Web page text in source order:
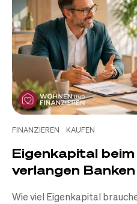
FINANZIEREN KAUFEN
Eigenkapital
verlangen
Wie viel Eigenkapital